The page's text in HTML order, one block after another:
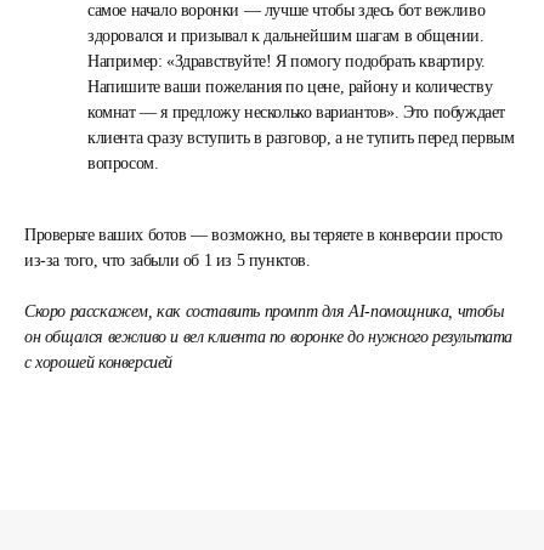
самое начало воронки — лучше чтобы здесь бот вежливо
здоровался и призывал к дальнейшим шагам в общении.
Например: «Здравствуйте! Я помогу подобрать квартиру.
Напишите ваши пожелания по цене, району и количеству
комнат — я предложу несколько вариантов». Это побуждает
клиента сразу вступить в разговор, а не тупить перед первым
вопросом.
Проверьте ваших ботов — возможно, вы теряете в конверсии просто
из-за того, что забыли об 1 из 5 пунктов.
Скоро расскажем, как составить промпт для AI-помощника, чтобы
он общался вежливо и вел клиента по воронке до нужного результата
с хорошей конверсией